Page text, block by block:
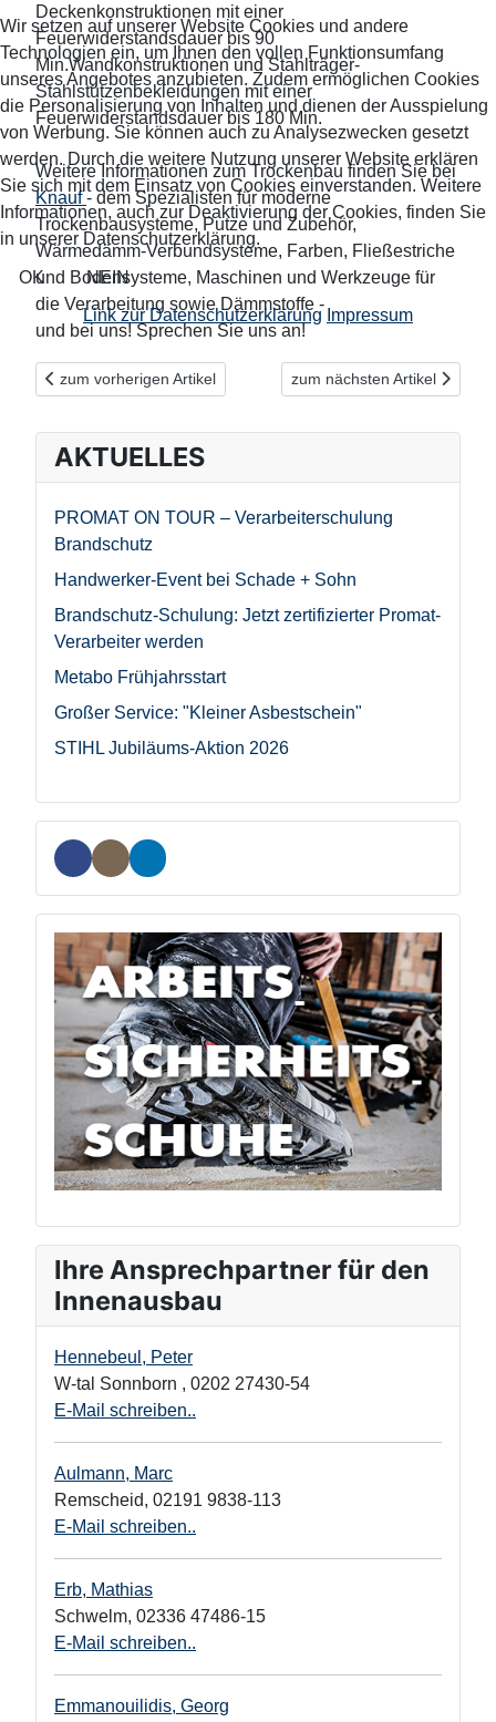
Deckenkonstruktionen mit einer
Feuerwiderstandsdauer bis 90
Min.Wandkonstruktionen und Stahlträger-
Stahlstützenbekleidungen mit einer
Feuerwiderstandsdauer bis 180 Min.
Weitere Informationen zum Trockenbau finden Sie bei
Knauf- dem Spezialisten für moderne
Trockenbausysteme, Putze und Zubehör,
Wärmedämm-Verbundsysteme, Farben, Fließestriche
und Bodensysteme, Maschinen und Werkzeuge für
die Verarbeitung sowie Dämmstoffe -
und bei uns! Sprechen Sie uns an!
Vorheriger Beitrag: Schallschutz ist ein wichtiger Faktor für
zum vorherigen Artikel Nächster Beitrag: Edle
zum nächsten Artikel
AKTUELLES
PROMAT ON TOUR – Verarbeiterschulung
Brandschutz
Handwerker-Event bei Schade + Sohn
Brandschutz-Schulung: Jetzt zertifizierter Promat-
Verarbeiter werden
Metabo Frühjahrsstart
Großer Service: "Kleiner Asbestschein"
STIHL Jubiläums-Aktion 2026
Ihre Ansprechpartner für den
Innenausbau
Hennebeul, Peter
W-tal Sonnborn , 0202 27430-54
E-Mail schreiben..
Aulmann, Marc
Remscheid, 02191 9838-113
E-Mail schreiben..
Erb, Mathias
Schwelm, 02336 47486-15
E-Mail schreiben..
Emmanouilidis, Georg
Wir setzen auf unserer Website Cookies und andere
Technologien ein, um Ihnen den vollen Funktionsumfang
unseres Angebotes anzubieten. Zudem ermöglichen Cookies
die Personalisierung von Inhalten und dienen der Ausspielung
von Werbung. Sie können auch zu Analysezwecken gesetzt
werden. Durch die weitere Nutzung unserer Website erklären
Sie sich mit dem Einsatz von Cookies einverstanden. Weitere
Informationen, auch zur Deaktivierung der Cookies, finden Sie
in unserer Datenschutzerklärung.
OK NEIN
Link zur Datenschutzerklärung Impressum